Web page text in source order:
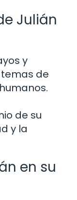
Julián
y
de
de su
y la
en su